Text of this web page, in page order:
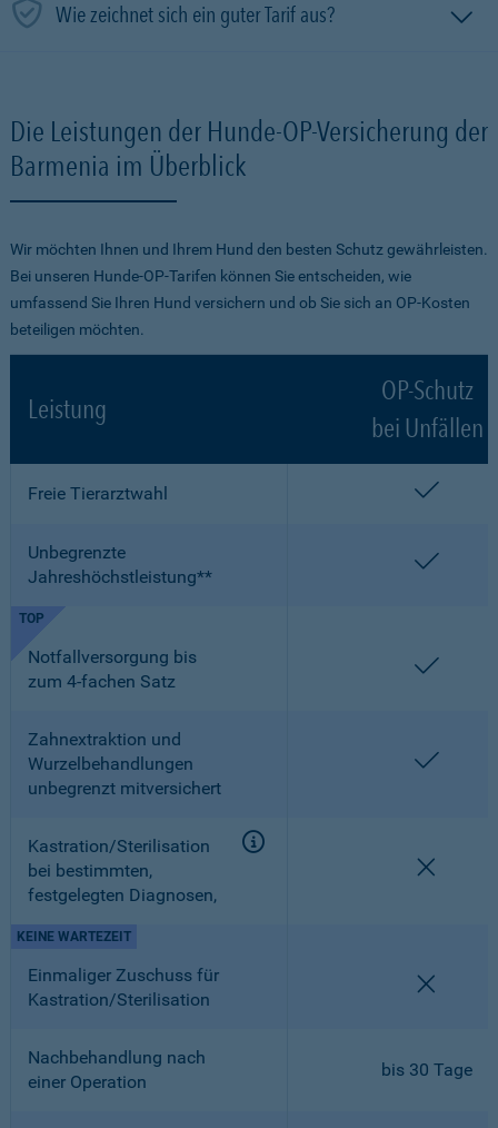
Wie zeichnet sich ein guter Tarif aus?
Die Leistungen der Hunde-OP-Versicherung der
Barmenia im Überblick
Wir möchten Ihnen und Ihrem Hund den besten Schutz gewährleisten.
Bei unseren Hunde-OP-Tarifen können Sie entscheiden, wie
umfassend Sie Ihren Hund versichern und ob Sie sich an OP-Kosten
beteiligen möchten.
Leistung
OP-Schutz
bei Unfällen
Freie Tierarztwahl
Unbegrenzte
Jahreshöchstleistung**
Notfallversorgung bis
zum 4-fachen Satz
TOP
Zahnextraktion und
Wurzelbehandlungen
unbegrenzt mitversichert
Kastration/Sterilisation
bei bestimmten,
festgelegten Diagnosen,
Einmaliger Zuschuss für
Kastration/Sterilisation
KEINE WARTEZEIT
Nachbehandlung nach
einer Operation
bis 30 Tage